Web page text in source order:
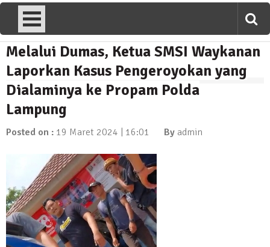
News Flash
Polres Lamteng Gelar Upacara
Peringatan Hari Pahlawan, Teladani
Semangat Pengorbanan untuk Bangsa
Puluhan Warga Dusun III Geruduk
Kadus Untuk Mundur
4 September 2025 | 15:40
News Flash
iklan ucapan HUT RI
20 Agustus 2025 | 14:43
Melalui Dumas, Ketua SMSI Waykanan
Laporkan Kasus Pengeroyokan yang
Dialaminya ke Propam Polda
Lampung
Posted on : 19 Maret 2024 | 16:01 By admin